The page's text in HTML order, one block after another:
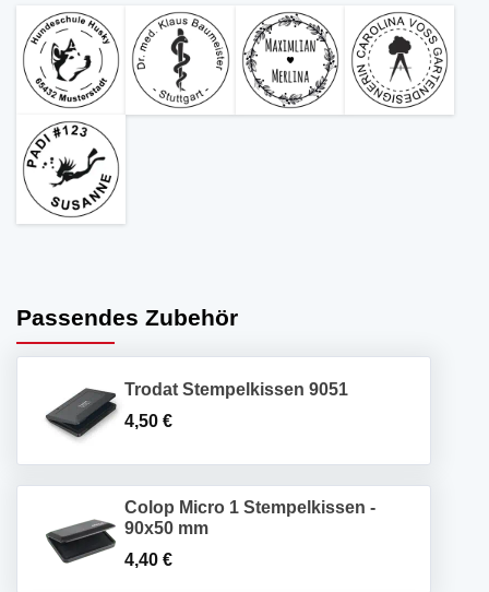
Passendes Zubehör
Trodat Stempelkissen 9051
4,50 €
Colop Micro 1 Stempelkissen -
90x50 mm
4,40 €